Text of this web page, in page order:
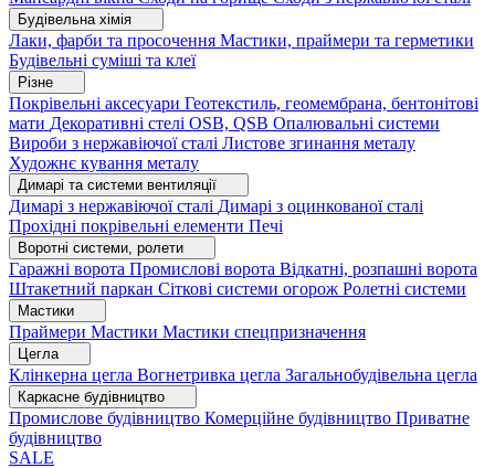
Будівельна хімія
Лаки, фарби та просочення Мастики, праймери та герметики
Будівельні суміші та клеї
Різне
Покрівельні аксесуари Геотекстиль, геомембрана, бентонітові
мати Декоративні стелі OSB, QSB Опалювальні системи
Вироби з нержавіючої сталі Листове згинання металу
Художнє кування металу
Димарі та системи вентиляції
Димарі з нержавіючої сталі Димарі з оцинкованої сталі
Прохідні покрівельні елементи Печі
Воротні системи, ролети
Гаражні ворота Промислові ворота Відкатні, розпашні ворота
Штакетний паркан Сіткові системи огорож Ролетні системи
Мастики
Праймери Мастики Мастики спецпризначення
Цегла
Клінкерна цегла Вогнетривка цегла Загальнобудівельна цегла
Каркасне будівництво
Промислове будівництво Комерційне будівництво Приватне
будівництво
SALE